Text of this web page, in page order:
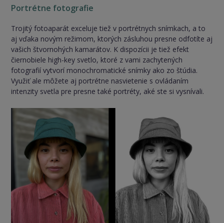
Portrétne fotografie
Trojitý fotoaparát exceluje tiež v portrétnych snímkach, a to
aj vďaka novým režimom, ktorých zásluhou presne odfotíte aj
vašich štvornohých kamarátov. K dispozícii je tiež efekt
čiernobiele high-key svetlo, ktoré z vami zachytených
fotografií vytvorí monochromatické snímky ako zo štúdia.
Využiť ale môžete aj portrétne nasvietenie s ovládaním
intenzity svetla pre presne také portréty, aké ste si vysnívali.